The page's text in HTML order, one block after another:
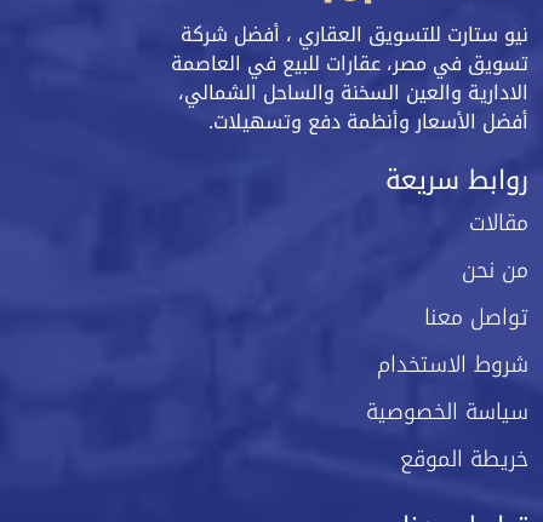
نيو ستارت للتسويق العقاري ، أفضل شركة
تسويق في مصر، عقارات للبيع في العاصمة
الادارية والعين السخنة والساحل الشمالي،
أفضل الأسعار وأنظمة دفع وتسهيلات.
روابط سريعة
مقالات
من نحن
تواصل معنا
شروط الاستخدام
سياسة الخصوصية
خريطة الموقع